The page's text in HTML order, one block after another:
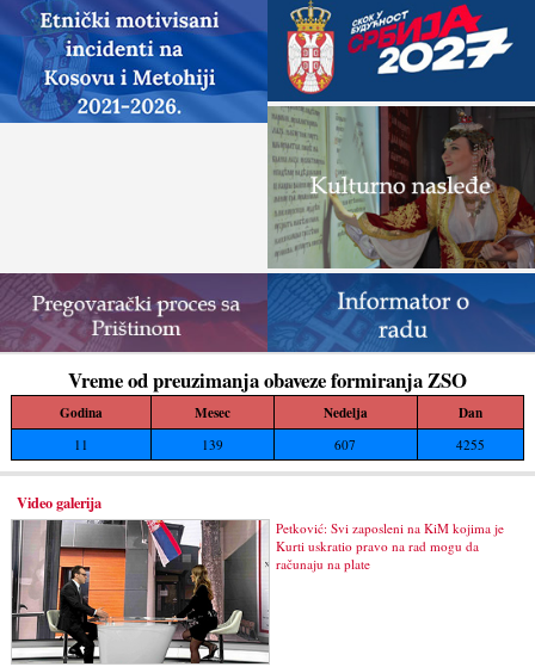
Vreme od preuzimanja obaveze formiranja ZSO
Godina Mesec Nedelja Dan
11 139 607 4255
Video galerija
Petković: Svi zaposleni na KiM kojima je
Kurti uskratio pravo na rad mogu da
računaju na plate